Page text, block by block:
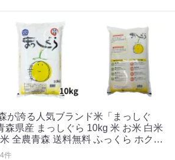
が誇る人気ブランド米「まっしぐ
県産 まっしぐら 10kg 米 お米 白米
全農青森 送料無料 ふっくら ホクホ
はん ライス
4件